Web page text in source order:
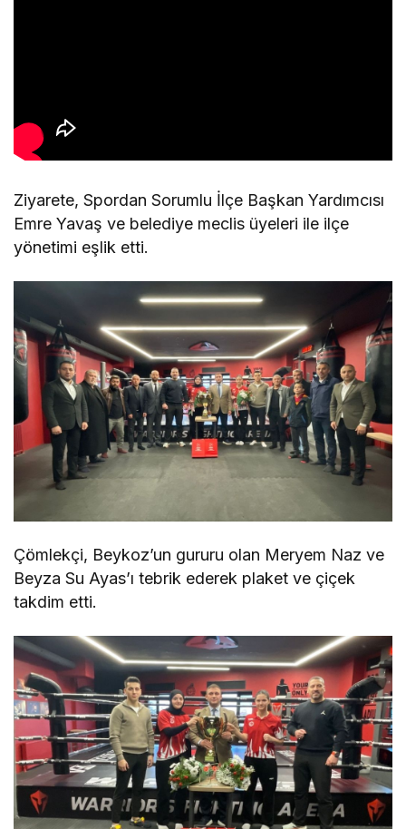
Ziyarete, Spordan Sorumlu İlçe Başkan Yardımcısı
Emre Yavaş ve belediye meclis üyeleri ile ilçe
yönetimi eşlik etti.
Çömlekçi, Beykoz’un gururu olan Meryem Naz ve
Beyza Su Ayas’ı tebrik ederek plaket ve çiçek
takdim etti.